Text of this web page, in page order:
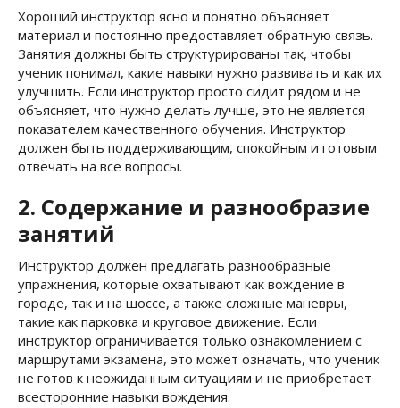
Хороший инструктор ясно и понятно объясняет
материал и постоянно предоставляет обратную связь.
Занятия должны быть структурированы так, чтобы
ученик понимал, какие навыки нужно развивать и как их
улучшить. Если инструктор просто сидит рядом и не
объясняет, что нужно делать лучше, это не является
показателем качественного обучения. Инструктор
должен быть поддерживающим, спокойным и готовым
отвечать на все вопросы.
2. Содержание и разнообразие
занятий
Инструктор должен предлагать разнообразные
упражнения, которые охватывают как вождение в
городе, так и на шоссе, а также сложные маневры,
такие как парковка и круговое движение. Если
инструктор ограничивается только ознакомлением с
маршрутами экзамена, это может означать, что ученик
не готов к неожиданным ситуациям и не приобретает
всесторонние навыки вождения.